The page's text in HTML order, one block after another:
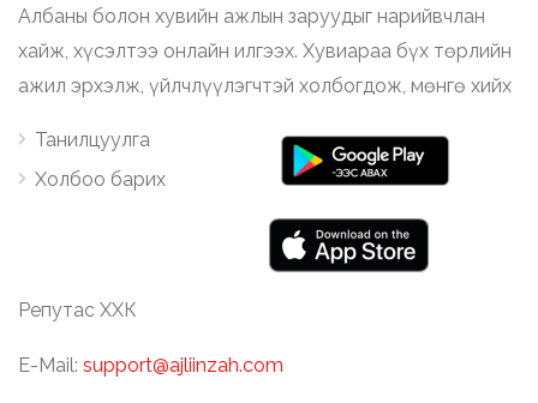
Албаны болон хувийн ажлын заруудыг нарийвчлан
хайж, хүсэлтээ онлайн илгээх. Хувиараа бүх төрлийн
ажил эрхэлж, үйлчлүүлэгчтэй холбогдож, мөнгө хийх
Танилцуулга
Холбоо барих
Репутас ХХК
E-Mail: support@ajliinzah.com